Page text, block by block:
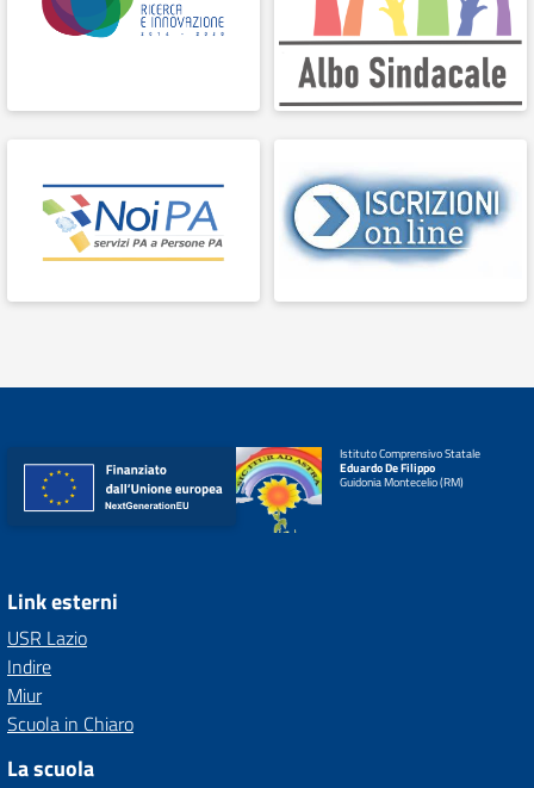
Istituto Comprensivo Statale
Eduardo De Filippo
Guidonia Montecelio (RM)
Link esterni
USR Lazio
Indire
Miur
Scuola in Chiaro
La scuola